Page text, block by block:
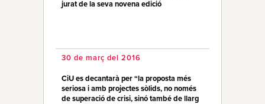
jurat de la seva novena edició
30 de març del 2016
CiU es decantarà per “la proposta més
seriosa i amb projectes sòlids, no només
de superació de crisi, sinó també de llarg